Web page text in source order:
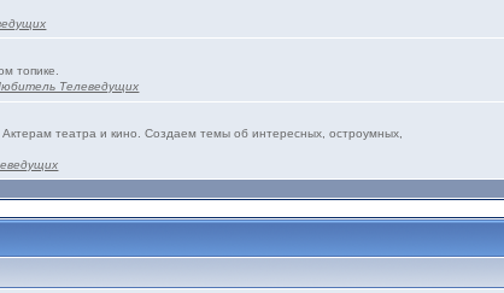
топике.
Телеведущих
театра и кино. Создаем темы об интересных, остроумных,